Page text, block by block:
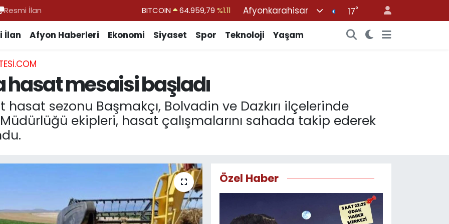
Resmi İlan DOLAR 47,7436%0.18
BİST100
13.779
BITCOIN
64.959,79
Afyonkarahisar 17°
İlan Afyon Haberleri Ekonomi Siyaset Spor Teknoloji Yaşam
mesaisi başladı
sezonu Başmakçı, Bolvadin ve Dazkırı ilçelerinde
ekipleri, hasat çalışmalarını sahada takip ederek
Özel Haber